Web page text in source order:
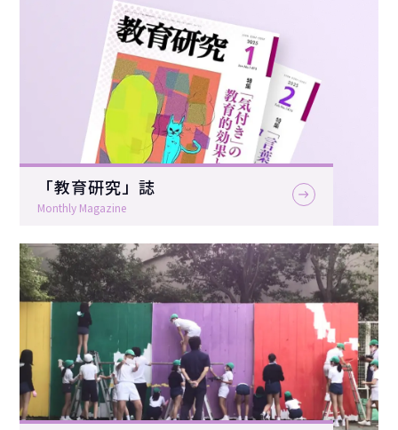
「教育研究」誌
Monthly Magazine